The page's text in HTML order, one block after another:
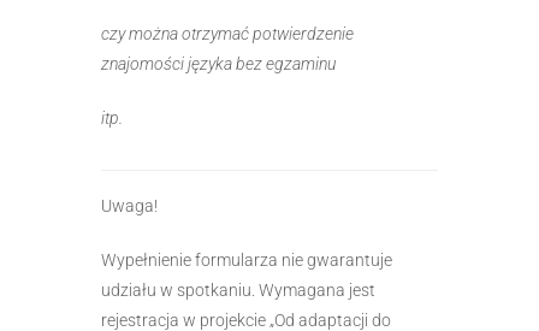
czy można otrzymać potwierdzenie
znajomości języka bez egzaminu
itp.
Uwaga!
Wypełnienie formularza nie gwarantuje
udziału w spotkaniu. Wymagana jest
rejestracja w projekcie „Od adaptacji do